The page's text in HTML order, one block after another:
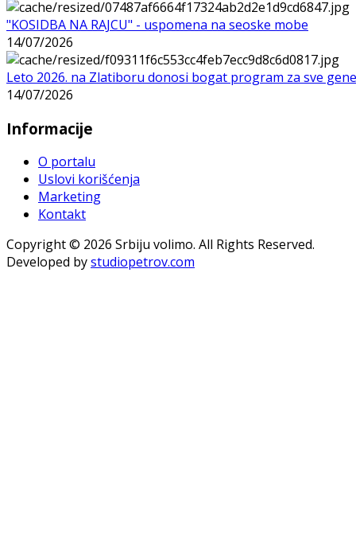
"KOSIDBA NA RAJCU" - uspomena na seoske mobe
14/07/2026
Leto 2026. na Zlatiboru donosi bogat program za sve
14/07/2026
Informacije
O portalu
Uslovi korišćenja
Marketing
Kontakt
Copyright © 2026 Srbiju volimo. All Rights Reserved.
Developed bystudiopetrov.com